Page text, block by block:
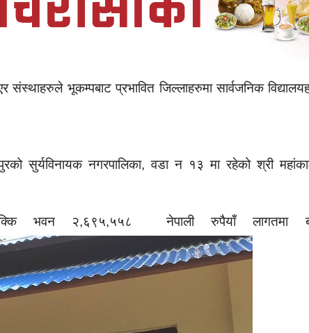
भूकम्पबाट प्रभावित जिल्लाहरुमा सार्वजनिक
सुर्यविनायक नगरपालिका, वडा न १३ मा रहेको श्री
भवन २,६९५,५५८ नेपाली रुपैयाँ लागतमा